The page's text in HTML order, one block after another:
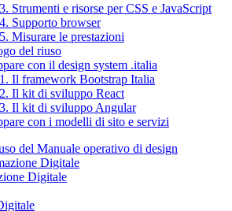
Strumenti e risorse per CSS e JavaScript
Supporto browser
Misurare le prestazioni
del riuso
con il design system .italia
Il framework Bootstrap Italia
Il kit di sviluppo React
Il kit di sviluppo Angular
con i modelli di sito e servizi
del Manuale operativo di design
Digitale